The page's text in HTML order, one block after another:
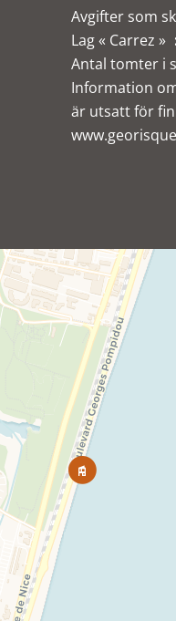
Avgifter som
Lag « Carrez »
Antal tomter i
Information
är utsatt för